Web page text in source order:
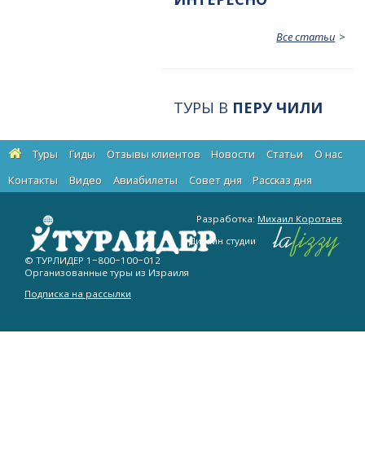
Все статьи
ТУРЫ В ПЕРУ ЧИЛИ
Туры Гиды Отзывы клиентов Новости Статьи
О нас
Контакты
Видео Авиабилеты Cовет дня Рассказ дня
© ТУРЛИДЕР 1−800−100−012
Организованные туры из Израиля
Подписка на рассылки
Разработка: Михаил Коротаев
Дизайн студии